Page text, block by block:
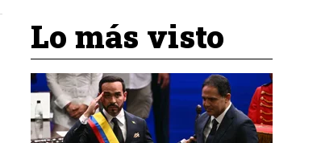
Lo más visto